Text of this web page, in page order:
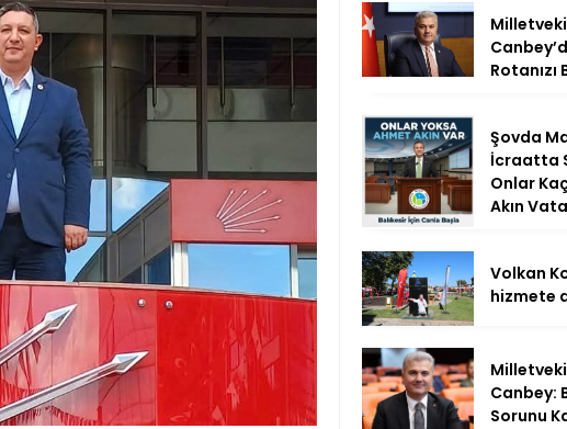
Rotanızı
Şovda
İcraatta
Onlar
Akın
Volkan
hizmete
Canbey:
Sorunu